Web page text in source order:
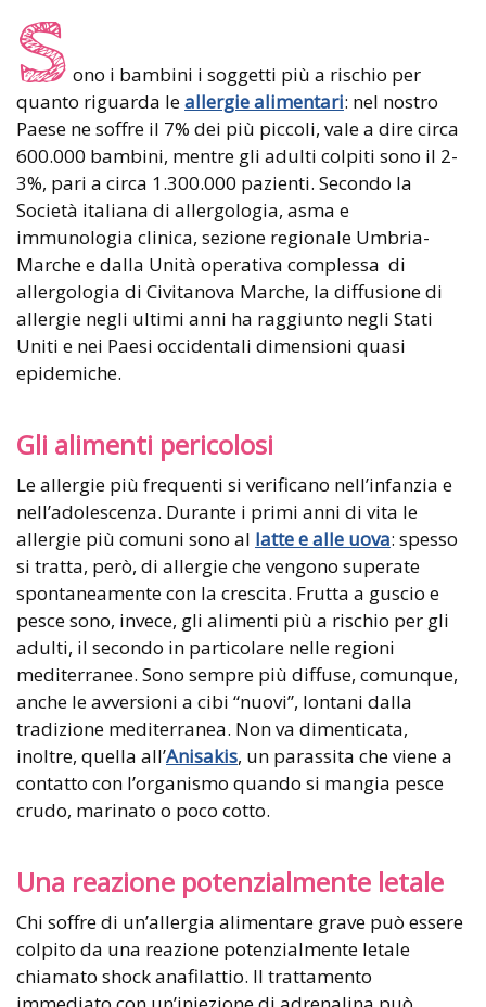
S ono i bambini i soggetti più a rischio per
quanto riguarda leallergie alimentari: nel nostro
Paese ne soffre il 7% dei più piccoli, vale a dire circa
600.000 bambini, mentre gli adulti colpiti sono il 2-
3%, pari a circa 1.300.000 pazienti. Secondo la
Società italiana di allergologia, asma e
immunologia clinica, sezione regionale Umbria-
Marche e dalla Unità operativa complessa di
allergologia di Civitanova Marche, la diffusione di
allergie negli ultimi anni ha raggiunto negli Stati
Uniti e nei Paesi occidentali dimensioni quasi
epidemiche.
Gli alimenti pericolosi
Le allergie più frequenti si verificano nell’infanzia e
nell’adolescenza. Durante i primi anni di vita le
allergie più comuni sono al latte e alle uova: spesso
si tratta, però, di allergie che vengono superate
spontaneamente con la crescita. Frutta a guscio e
pesce sono, invece, gli alimenti più a rischio per gli
adulti, il secondo in particolare nelle regioni
mediterranee. Sono sempre più diffuse, comunque,
anche le avversioni a cibi “nuovi”, lontani dalla
tradizione mediterranea. Non va dimenticata,
inoltre, quella all’Anisakis, un parassita che viene a
contatto con l’organismo quando si mangia pesce
crudo, marinato o poco cotto.
Una reazione potenzialmente letale
Chi soffre di un’allergia alimentare grave può essere
colpito da una reazione potenzialmente letale
chiamato shock anafilattio. Il trattamento